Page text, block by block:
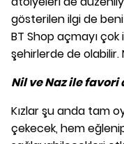
gösterilen ilgi de
BT Shop açmayı
şehirlerde de olabilir.
Nil ve Naz ile
Kızlar şu anda tam
çekecek, hem